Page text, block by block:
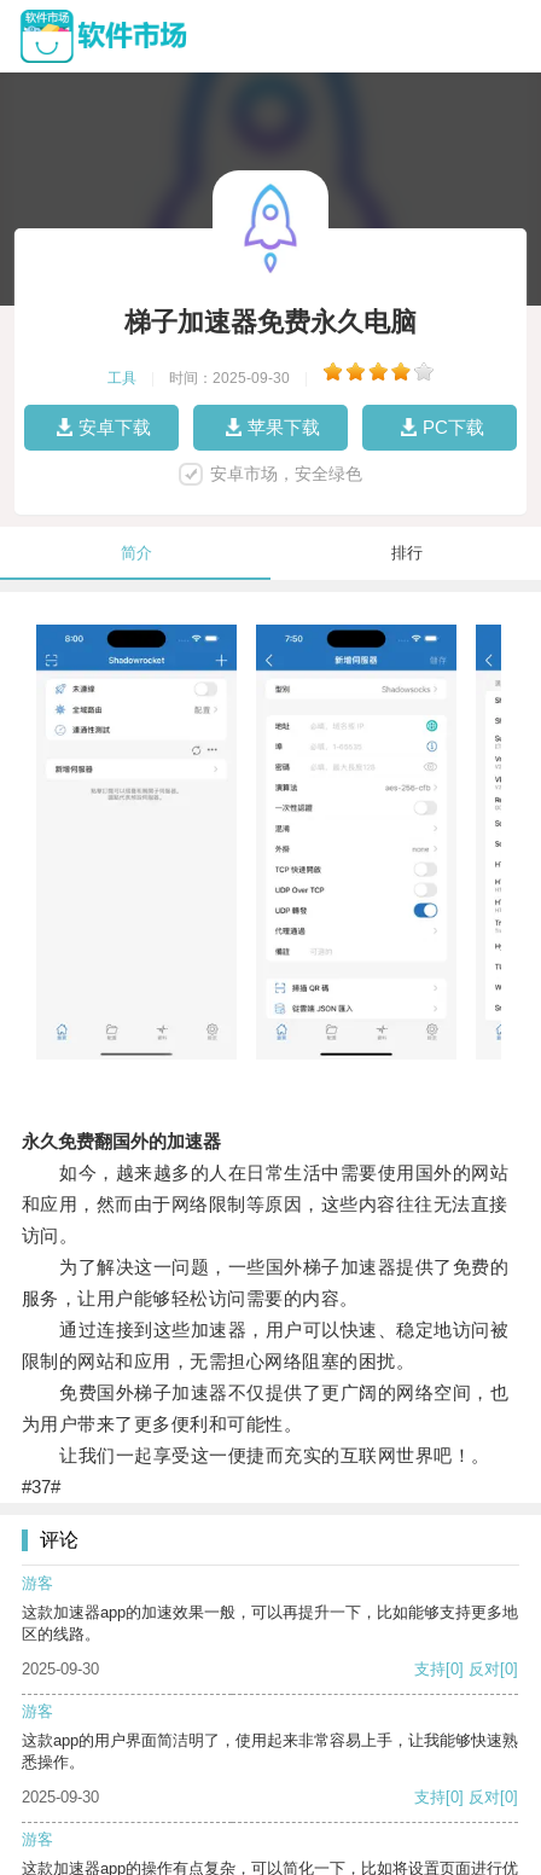
梯子加速器免费永久电脑
工具 时间：2025-09-30
安卓下载 苹果下载 PC下载
安卓市场，安全绿色
简介 排行
永久免费翻国外的加速器
如今，越来越多的人在日常生活中需要使用国外的网站
和应用，然而由于网络限制等原因，这些内容往往无法直接
访问。
为了解决这一问题，一些国外梯子加速器提供了免费的
服务，让用户能够轻松访问需要的内容。
通过连接到这些加速器，用户可以快速、稳定地访问被
限制的网站和应用，无需担心网络阻塞的困扰。
免费国外梯子加速器不仅提供了更广阔的网络空间，也
为用户带来了更多便利和可能性。
让我们一起享受这一便捷而充实的互联网世界吧！。
#37#
评论
游客
这款加速器app的加速效果一般，可以再提升一下，比如能够支持更多地
区的线路。
2025-09-30
支持[0] 反对[0]
游客
这款app的用户界面简洁明了，使用起来非常容易上手，让我能够快速熟
悉操作。
2025-09-30
支持[0] 反对[0]
游客
这款加速器app的操作有点复杂，可以简化一下，比如将设置页面进行优